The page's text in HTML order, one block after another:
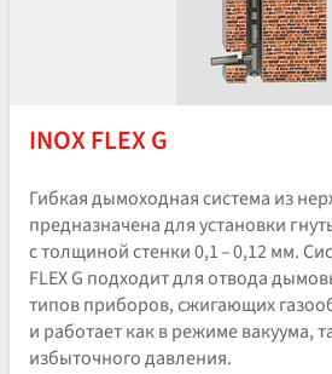
INOX FLEX G
Гибкая дымоходная система из
предназначена для установки
с толщиной стенки 0,1 – 0,12 мм.
FLEX G подходит для отвода
типов приборов, сжигающих
и работает как в режиме вакуума,
избыточного давления.